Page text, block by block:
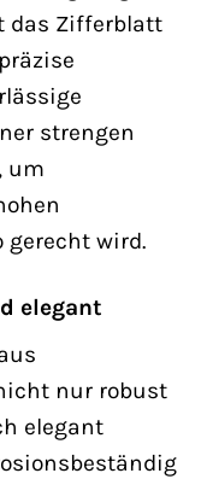
das Zifferblatt
strengen
um
gerecht wird.
elegant
nur robust
elegant